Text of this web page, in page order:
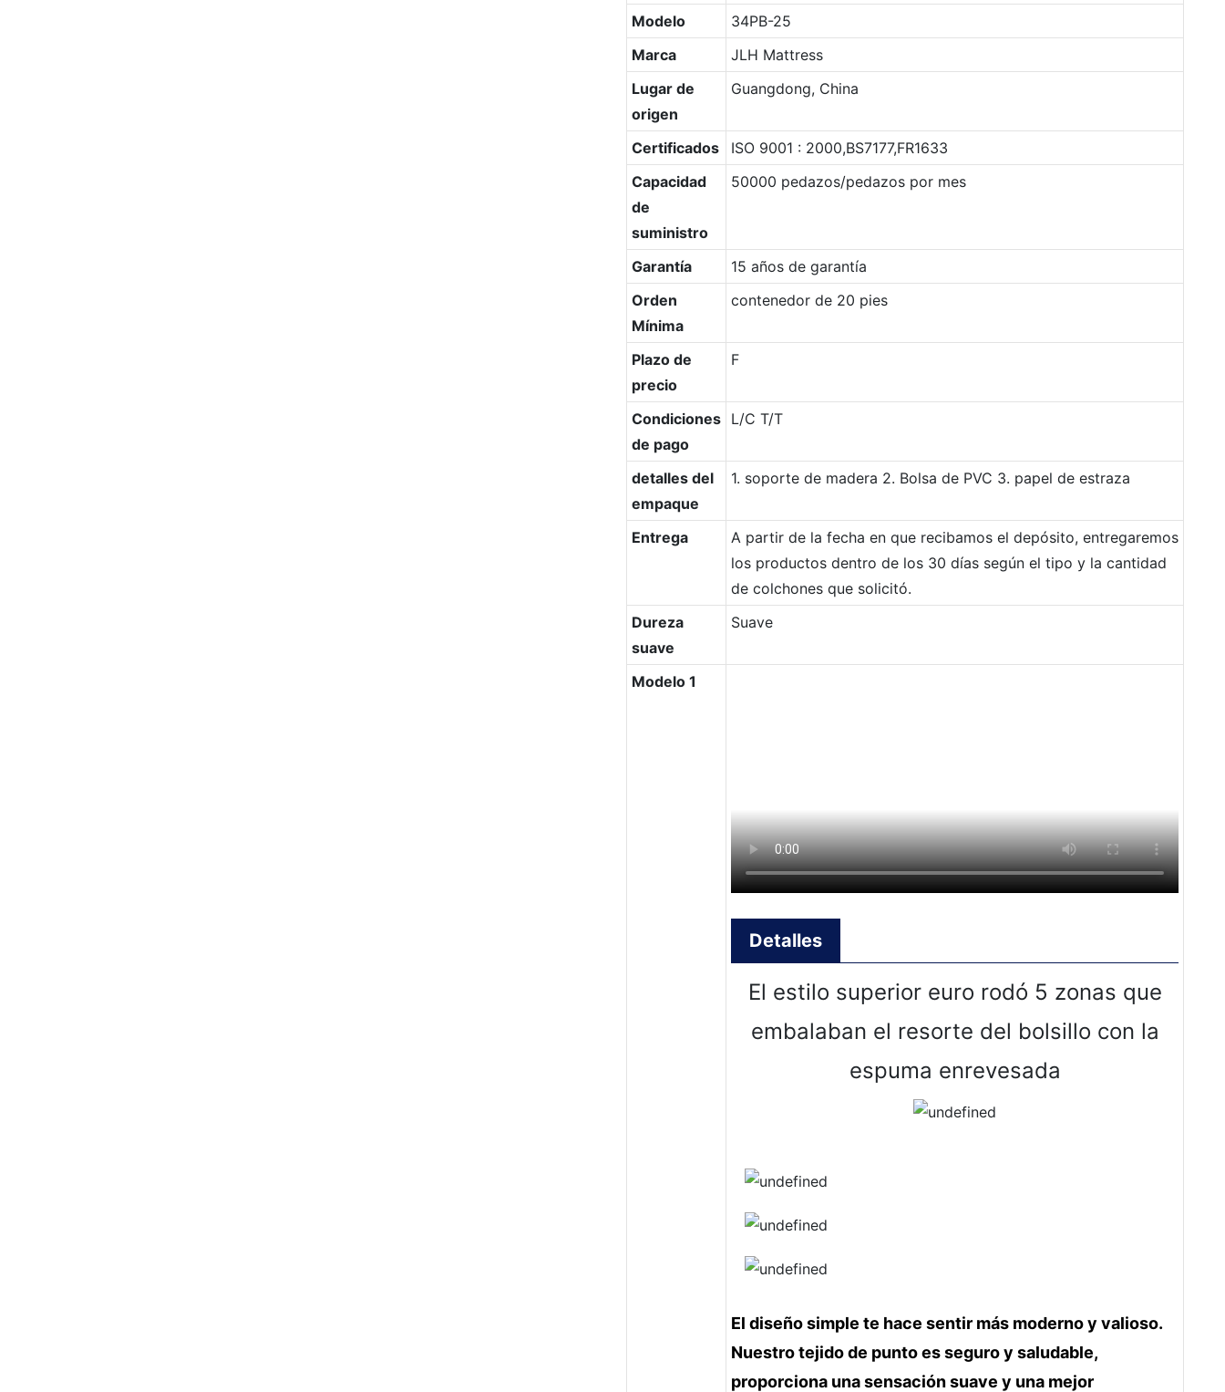
Modelo
34PB-25
Marca
JLH Mattress
Lugar de
origen
Guangdong, China
Certificados
ISO 9001 : 2000,BS7177,FR1633
Capacidad
de
suministro
50000 pedazos/pedazos por mes
Garantía
15 años de garantía
Orden
Mínima
contenedor de 20 pies
Plazo de
precio
F
Condiciones
de pago
L/C T/T
detalles del
empaque
1. soporte de madera 2. Bolsa de PVC 3. papel de estraza
Entrega
A partir de la fecha en que recibamos el depósito, entregaremos
los productos dentro de los 30 días según el tipo y la cantidad
de colchones que solicitó.
Dureza
suave
Suave
Modelo 1
Detalles
El estilo superior euro rodó 5 zonas que
embalaban el resorte del bolsillo con la
espuma enrevesada
El diseño simple te hace sentir más moderno y valioso.
Nuestro tejido de punto es seguro y saludable,
proporciona una sensación suave y una mejor